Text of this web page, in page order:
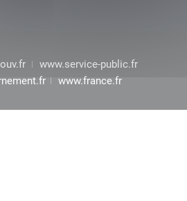
www.service-public.fr
www.france.fr